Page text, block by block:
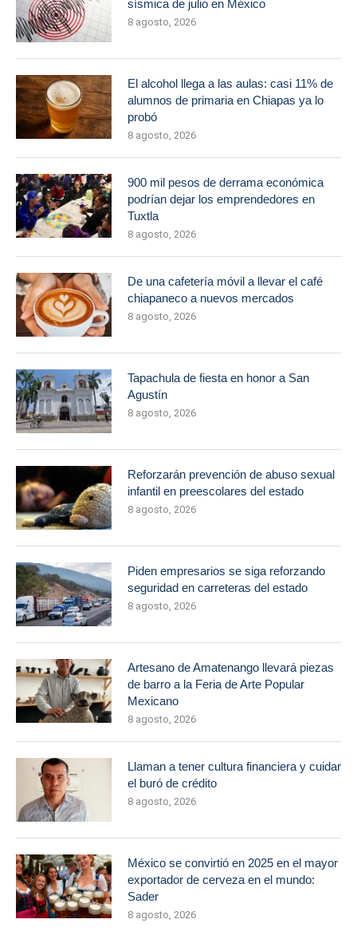
sísmica de julio en México
8 agosto, 2026
El alcohol llega a las aulas: casi 11% de
alumnos de primaria en Chiapas ya lo
probó
8 agosto, 2026
900 mil pesos de derrama económica
podrían dejar los emprendedores en
Tuxtla
8 agosto, 2026
De una cafetería móvil a llevar el café
chiapaneco a nuevos mercados
8 agosto, 2026
Tapachula de fiesta en honor a San
Agustín
8 agosto, 2026
Reforzarán prevención de abuso sexual
infantil en preescolares del estado
8 agosto, 2026
Piden empresarios se siga reforzando
seguridad en carreteras del estado
8 agosto, 2026
Artesano de Amatenango llevará piezas
de barro a la Feria de Arte Popular
Mexicano
8 agosto, 2026
Llaman a tener cultura financiera y cuidar
el buró de crédito
8 agosto, 2026
México se convirtió en 2025 en el mayor
exportador de cerveza en el mundo:
Sader
8 agosto, 2026